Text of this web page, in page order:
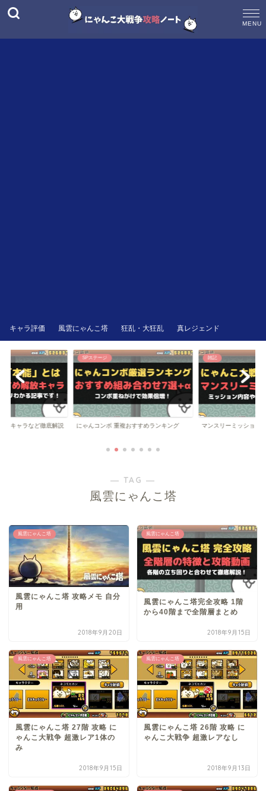
M
N
キャラ評価 風雲にゃんこ塔 狂乱・大狂乱 真レジェンド
放キャラなど徹底解説
SPステージ
にゃんコンボ 重複おすすめランキング
雑記
マンスリーミッション
― TAG ―
風雲にゃんこ塔
風雲にゃんこ塔
風雲にゃんこ塔 攻略メモ 自分
用
2018年9月20日
風雲にゃんこ塔
風雲にゃんこ塔完全攻略 1階
から40階まで全階層まとめ
2018年9月15日
風雲にゃんこ塔
風雲にゃんこ塔 27階 攻略 に
ゃんこ大戦争 超激レア1体の
み
2018年9月15日
風雲にゃんこ塔
風雲にゃんこ塔 26階 攻略 に
ゃんこ大戦争 超激レアなし
2018年9月13日